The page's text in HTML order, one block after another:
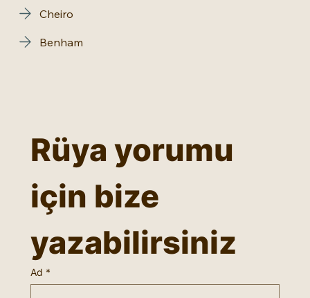
Cheiro
Benham
Rüya yorumu
için bize
yazabilirsiniz
Ad *